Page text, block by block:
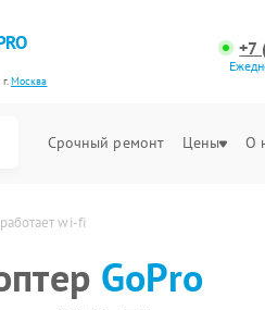
Москва
+7
Срочный ремонт Цены О
wi-fi
GoPro